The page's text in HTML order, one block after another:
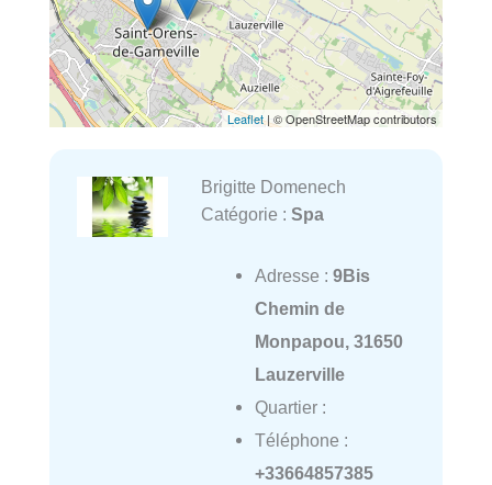
Leaflet| © OpenStreetMap contributors
Brigitte Domenech
Catégorie : Spa
Adresse : 9Bis
Chemin de
Monpapou, 31650
Lauzerville
Quartier :
Téléphone :
+33664857385